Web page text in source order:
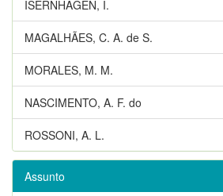
ISERNHAGEN, I.
MAGALHÃES, C. A. de S.
MORALES, M. M.
NASCIMENTO, A. F. do
ROSSONI, A. L.
Assunto